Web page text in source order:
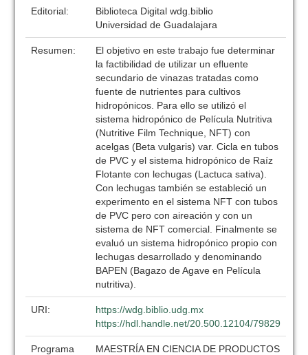
Editorial:
Biblioteca Digital wdg.biblio
Universidad de Guadalajara
Resumen:
El objetivo en este trabajo fue determinar
la factibilidad de utilizar un efluente
secundario de vinazas tratadas como
fuente de nutrientes para cultivos
hidropónicos. Para ello se utilizó el
sistema hidropónico de Película Nutritiva
(Nutritive Film Technique, NFT) con
acelgas (Beta vulgaris) var. Cicla en tubos
de PVC y el sistema hidropónico de Raíz
Flotante con lechugas (Lactuca sativa).
Con lechugas también se estableció un
experimento en el sistema NFT con tubos
de PVC pero con aireación y con un
sistema de NFT comercial. Finalmente se
evaluó un sistema hidropónico propio con
lechugas desarrollado y denominando
BAPEN (Bagazo de Agave en Película
nutritiva).
URI:
https://wdg.biblio.udg.mx
https://hdl.handle.net/20.500.12104/79829
Programa
MAESTRÍA EN CIENCIA DE PRODUCTOS